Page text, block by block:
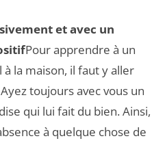
et avec un
Pour apprendre à un
la maison, il faut y aller
toujours avec vous un
qui lui fait du bien. Ainsi,
à quelque chose de